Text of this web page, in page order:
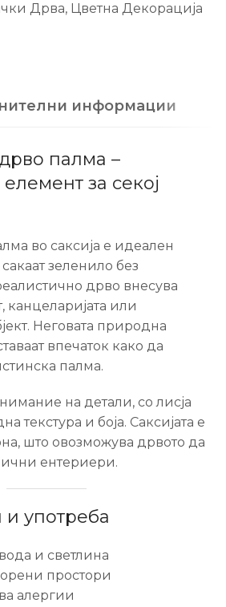
Дрва, Цветна Декорација
информации
палма –
за секој
во саксија е идеален
зеленило без
дрво внесува
или
Неговата природна
впечаток како да
палма.
на детали, со лисја
текстура и боја. Саксијата е
што овозможува дрвото да
ентериери.
употреба
и светлина
простори
алергии